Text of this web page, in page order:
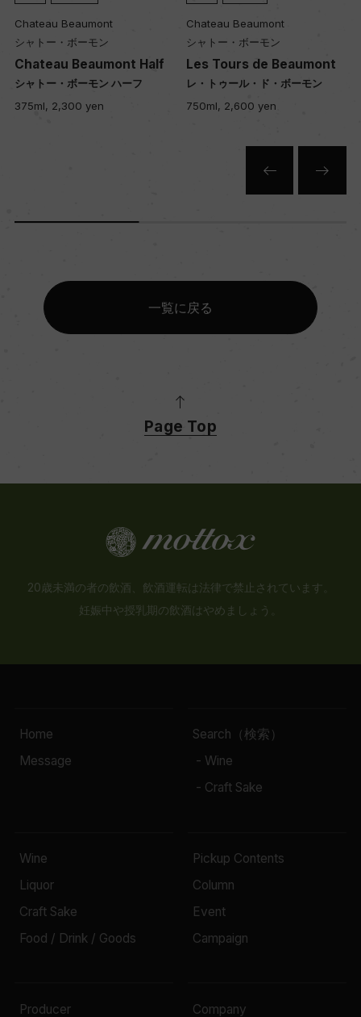
Chateau Beaumont
シャトー・ボーモン
Chateau Beaumont Half
シャトー・ボーモン ハーフ
375ml, 2,300 yen
Chateau Beaumont
シャトー・ボーモン
Les Tours de Beaumont
レ・トゥール・ド・ボーモン
750ml, 2,600 yen
一覧に戻る
Page Top
20歳未満の者の飲酒、飲酒運転は法律で禁止されています。
妊娠中や授乳期の飲酒はやめましょう。
Home
Message
Search（検索）
- Wine
- Craft Sake
Wine
Liquor
Craft Sake
Food / Drink / Goods
Pickup Contents
Column
Event
Campaign
Producer Company